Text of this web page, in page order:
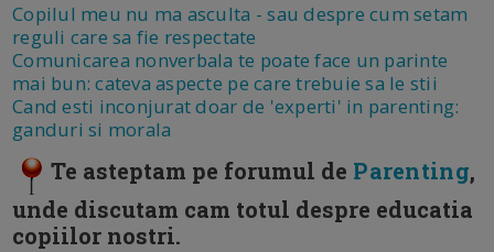
Copilul meu nu ma asculta - sau despre cum setam
reguli care sa fie respectate
Comunicarea nonverbala te poate face un parinte
mai bun: cateva aspecte pe care trebuie sa le stii
Cand esti inconjurat doar de 'experti' in parenting:
ganduri si morala
Te asteptam pe forumul de Parenting,
unde discutam cam totul despre educatia
copiilor nostri.